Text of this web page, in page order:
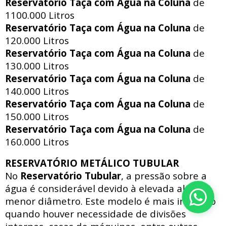
1100.000 Litros
Reservatório Taça com Água na Coluna de
120.000 Litros
Reservatório Taça com Água na Coluna de
130.000 Litros
Reservatório Taça com Água na Coluna de
140.000 Litros
Reservatório Taça com Água na Coluna de
150.000 Litros
Reservatório Taça com Água na Coluna de
160.000 Litros
RESERVATÓRIO METÁLICO TUBULAR
No Reservatório Tubular, a pressão sobre a
água é considerável devido à elevada altura e
menor diâmetro. Este modelo é mais indicado
quando houver necessidade de divisões